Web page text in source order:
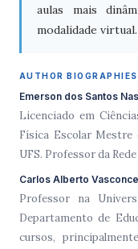
aulas mais
modalidade virtual.
AUTHOR BIOGRAPHIES
Emerson dos Santos
Licenciado em
Física Escolar
UFS. Professor da
Carlos Alberto
Professor na
Departamento de
cursos,